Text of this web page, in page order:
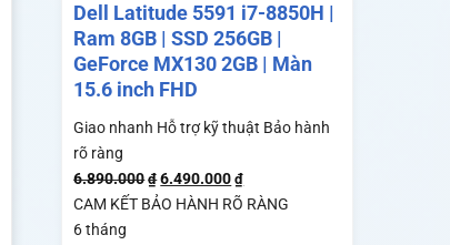
Dell Latitude 5591 i7-8850H |
Ram 8GB | SSD 256GB |
GeForce MX130 2GB | Màn
15.6 inch FHD
Giao nhanh Hỗ trợ kỹ thuật Bảo hành
rõ ràng
6.890.000 ₫ 6.490.000 ₫
CAM KẾT BẢO HÀNH RÕ RÀNG
6 tháng